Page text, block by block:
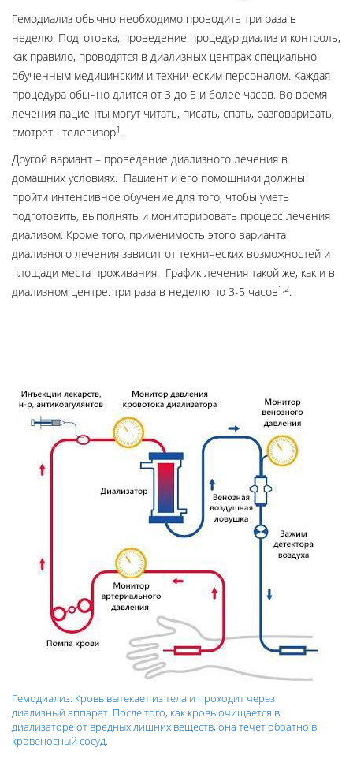
Гемодиализ обычно необходимо проводить три раза в
неделю. Подготовка, проведение процедур диализ и контроль,
как правило, проводятся в диализных центрах специально
обученным медицинским и техническим персоналом. Каждая
процедура обычно длится от 3 до 5 и более часов. Во время
лечения пациенты могут читать, писать, спать, разговаривать,
смотреть телевизор1 .
Другой вариант – проведение диализного лечения в
домашних условиях. Пациент и его помощники должны
пройти интенсивное обучение для того, чтобы уметь
подготовить, выполнять и мониторировать процесс лечения
диализом. Кроме того, применимость этого варианта
диализного лечения зависит от технических возможностей и
площади места проживания. График лечения такой же, как и в
диализном центре: три раза в неделю по 3-5 часов1,2.
Гемодиализ: Кровь вытекает из тела и проходит через
диализный аппарат. После того, как кровь очищается в
диализаторе от вредных лишних веществ, она течет обратно в
кровеносный сосуд.